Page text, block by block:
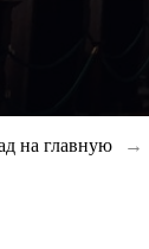
на главную →